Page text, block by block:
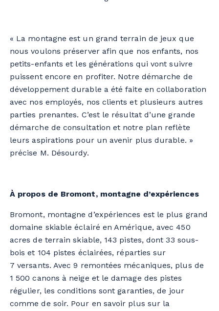
« La montagne est un grand terrain de jeux que
nous voulons préserver afin que nos enfants, nos
petits-enfants et les générations qui vont suivre
puissent encore en profiter. Notre démarche de
développement durable a été faite en collaboration
avec nos employés, nos clients et plusieurs autres
parties prenantes. C’est le résultat d’une grande
démarche de consultation et notre plan reflète
leurs aspirations pour un avenir plus durable. »
précise M. Désourdy.
À propos de Bromont, montagne d’expériences
Bromont, montagne d’expériences est le plus grand
domaine skiable éclairé en Amérique, avec 450
acres de terrain skiable, 143 pistes, dont 33 sous-
bois et 104 pistes éclairées, réparties sur
7 versants. Avec 9 remontées mécaniques, plus de
1 500 canons à neige et le damage des pistes
régulier, les conditions sont garanties, de jour
comme de soir. Pour en savoir plus sur la